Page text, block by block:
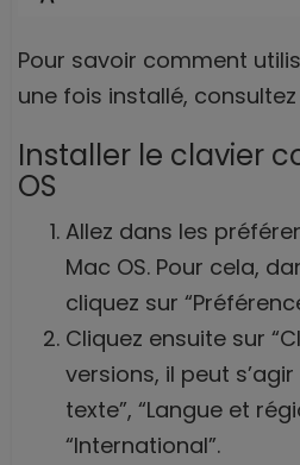
Pour savoir comment
une fois installé,
Installer le clavier
OS
Allez dans les
Mac OS. Pour cela,
cliquez sur
Cliquez ensuite sur
versions, il peut
texte”, “Langue et
“International”.